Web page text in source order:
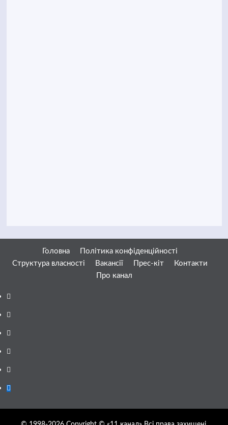
Головна
Політика конфіденційності
Структура власності
Вакансії Прес-кіт
Контакти
Про канал
Facebook
YouTube
Telegram
Instagram
Twitter
Google